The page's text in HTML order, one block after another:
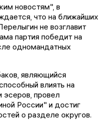
новостям", в
что на ближайших
не возглавит
партия победит на
одномандатных
являющийся
влиять на
эсеров, провел
России" и достиг
о разделе округов.